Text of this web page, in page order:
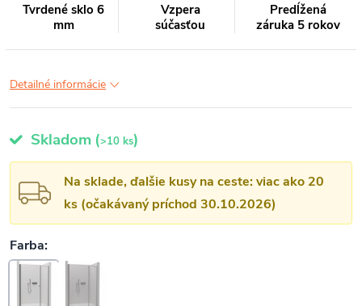
Tvrdené sklo 6
mm
Vzpera
súčasťou
Predĺžená
záruka 5 rokov
Detailné informácie
Skladom (>10 ks)
Na sklade, ďalšie kusy na ceste: viac ako 20
ks (očakávaný príchod 30.10.2026)